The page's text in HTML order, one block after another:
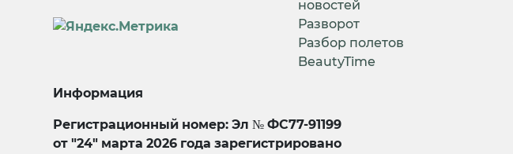
новостей
Разворот
Разбор полетов
BeautyTime
Информация
Регистрационный номер: Эл № ФС77-91199
от "24" марта 2026 года зарегистрировано